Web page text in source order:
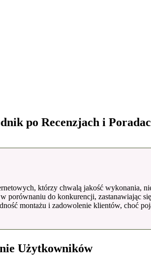
po Recenzjach i
którzy chwalą jakość wykonania,
do konkurencji, zastanawiając
montażu i zadowolenie klientów, choć
Użytkowników